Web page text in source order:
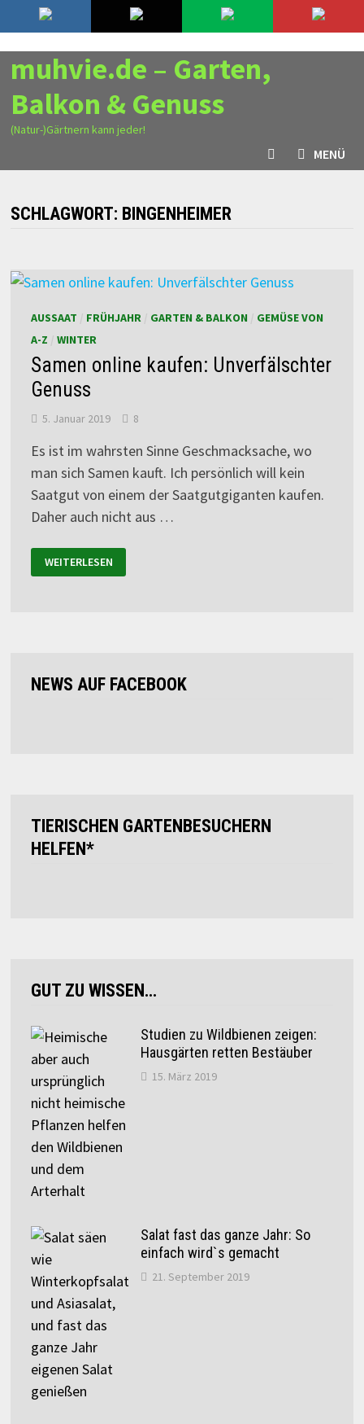
Zurück
zum
Inhalt
7. August 2026
muhvie.de – Garten,
Balkon & Genuss
(Natur-)Gärtnern kann jeder!
MENÜ
SCHLAGWORT: BINGENHEIMER
AUSSAAT FRÜHJAHR/ GARTEN & BALKON
GEMÜSE VON
A-Z
WINTER
Samen online kaufen: Unverfälschter
Genuss
5. Januar 2019 8
Es ist im wahrsten Sinne Geschmacksache, wo
man sich Samen kauft. Ich persönlich will kein
Saatgut von einem der Saatgutgiganten kaufen.
Daher auch nicht aus …
WEITERLESEN
NEWS AUF FACEBOOK
TIERISCHEN GARTENBESUCHERN
HELFEN*
GUT ZU WISSEN…
Studien zu Wildbienen zeigen:
Hausgärten retten Bestäuber
15. März 2019
Salat fast das ganze Jahr: So
einfach wird`s gemacht
21. September 2019